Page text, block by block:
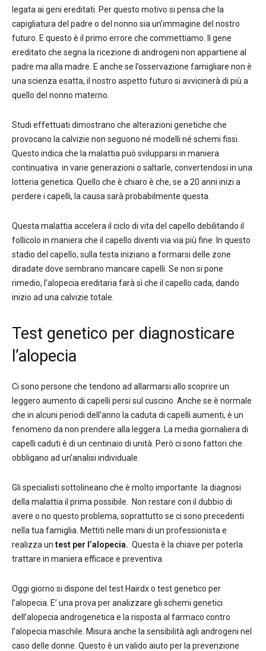
legata ai geni ereditati. Per questo motivo si pensa che la
capigliatura del padre o del nonno sia un’immagine del nostro
futuro. E questo è il primo errore che commettiamo. Il gene
ereditato che segna la ricezione di androgeni non appartiene al
padre ma alla madre. E anche se l’osservazione famigliare non è
una scienza esatta, il nostro aspetto futuro si avvicinerà di più a
quello del nonno materno.
Studi effettuati dimostrano che alterazioni genetiche che
provocano la calvizie non seguono né modelli né schemi fissi.
Questo indica che la malattia può svilupparsi in maniera
continuativa in varie generazioni o saltarle, convertendosi in una
lotteria genetica. Quello che è chiaro è che, se a 20 anni inizi a
perdere i capelli, la causa sarà probabilmente questa.
Questa malattia accelera il ciclo di vita del capello debilitando il
follicolo in maniera che il capello diventi via via più fine. In questo
stadio del capello, sulla testa iniziano a formarsi delle zone
diradate dove sembrano mancare capelli. Se non si pone
rimedio, l’alopecia ereditaria farà sì che il capello cada, dando
inizio ad una calvizie totale.
Test genetico per diagnosticare
l’alopecia
Ci sono persone che tendono ad allarmarsi allo scoprire un
leggero aumento di capelli persi sul cuscino. Anche se è normale
che in alcuni periodi dell’anno la caduta di capelli aumenti, è un
fenomeno da non prendere alla leggera. La media giornaliera di
capelli caduti è di un centinaio di unità. Però ci sono fattori che
obbligano ad un’analisi individuale.
Gli specialisti sottolineano che è molto importante la diagnosi
della malattia il prima possibile. Non restare con il dubbio di
avere o no questo problema, soprattutto se ci sono precedenti
nella tua famiglia. Mettiti nelle mani di un professionista e
realizza un test per l’alopecia. Questa è la chiave per poterla
trattare in maniera efficace e preventiva.
Oggi giorno si dispone del test Hairdx o test genetico per
l’alopecia. E’ una prova per analizzare gli schemi genetici
dell’alopecia androgenetica e la risposta al farmaco contro
l’alopecia maschile. Misura anche la sensibilità agli androgeni nel
caso delle donne. Questo è un valido aiuto per la prevenzione